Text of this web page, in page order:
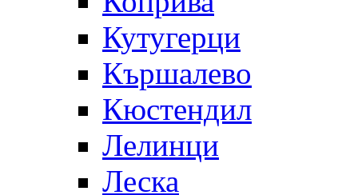
Кутугерци
Кършалево
Кюстендил
Лелинци
Леска